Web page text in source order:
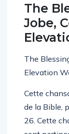
The
Jobe,
The
Elevation
Cette
de la Bible,
26. Cette